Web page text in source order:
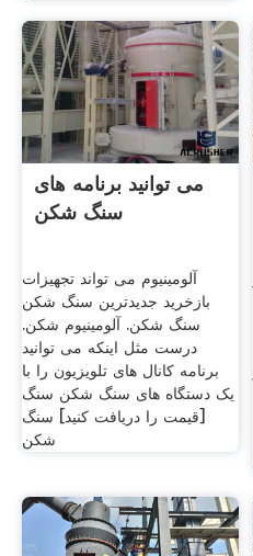
می توانید برنامه های
سنگ شکن
آلومینیوم می تواند تجهیزات
بازخرید جدیدترین سنگ شکن
سنگ شکن. آلومینیوم شکن.
درست مثل اینکه می توانید
برنامه کانال های تلویزیون را با
یک دستگاه های سنگ شکن سنگ
[قیمت را دریافت کنید] سنگ
شکن